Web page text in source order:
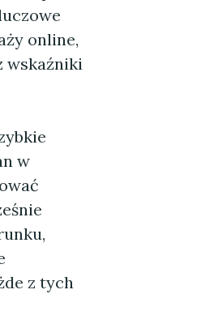
online,
wskaźniki
w
z tych